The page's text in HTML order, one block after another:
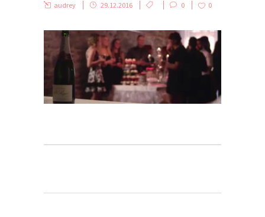
audrey 29.12.2016 0 0